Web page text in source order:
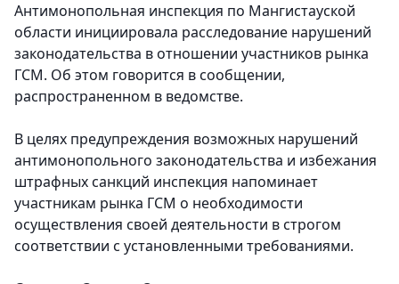
Антимонопольная инспекция по Мангистауской
области инициировала расследование нарушений
законодательства в отношении участников рынка
ГСМ. Об этом говорится в сообщении,
распространенном в ведомстве.
В целях предупреждения возможных нарушений
антимонопольного законодательства и избежания
штрафных санкций инспекция напоминает
участникам рынка ГСМ о необходимости
осуществления своей деятельности в строгом
соответствии с установленными требованиями.